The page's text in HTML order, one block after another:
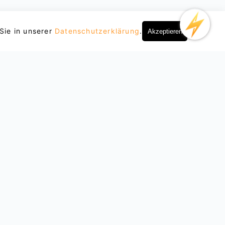
in unserer Datenschutzerklärung. Akzeptieren